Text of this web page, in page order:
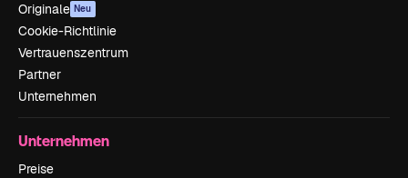
Originale Neu
Cookie-Richtlinie
Vertrauenszentrum
Partner
Unternehmen
Unternehmen
Preise